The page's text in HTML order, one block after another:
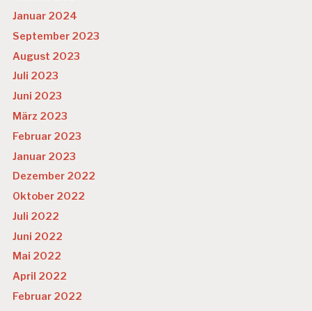
Januar 2024
September 2023
August 2023
Juli 2023
Juni 2023
März 2023
Februar 2023
Januar 2023
Dezember 2022
Oktober 2022
Juli 2022
Juni 2022
Mai 2022
April 2022
Februar 2022